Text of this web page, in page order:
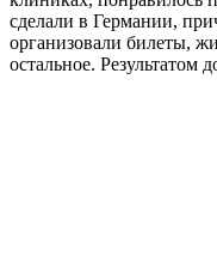
сделали в Германии,
организовали билеты,
остальное. Результатом